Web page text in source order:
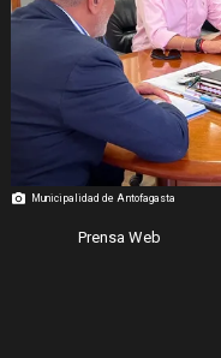
Municipalidad de Antofagasta
Prensa Web